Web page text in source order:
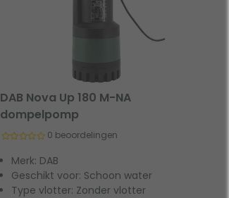
DAB Nova Up 180 M-NA
dompelpomp
0 beoordelingen
Merk: DAB
Geschikt voor: Schoon water
Type vlotter: Zonder vlotter